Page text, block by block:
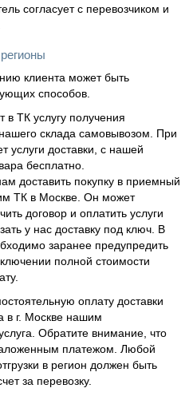
согласует с перевозчиком и
клиента может быть
способов.
ТК услугу получения
склада самовывозом. При
услуги доставки, с нашей
бесплатно.
доставить покупку в приемный
ТК в Москве. Он может
договор и оплатить услуги
у нас доставку под ключ. В
заранее предупредить
полной стоимости
оплату доставки
в г. Москве нашим
Обратите внимание, что
платежом. Любой
в регион должен быть
за перевозку.